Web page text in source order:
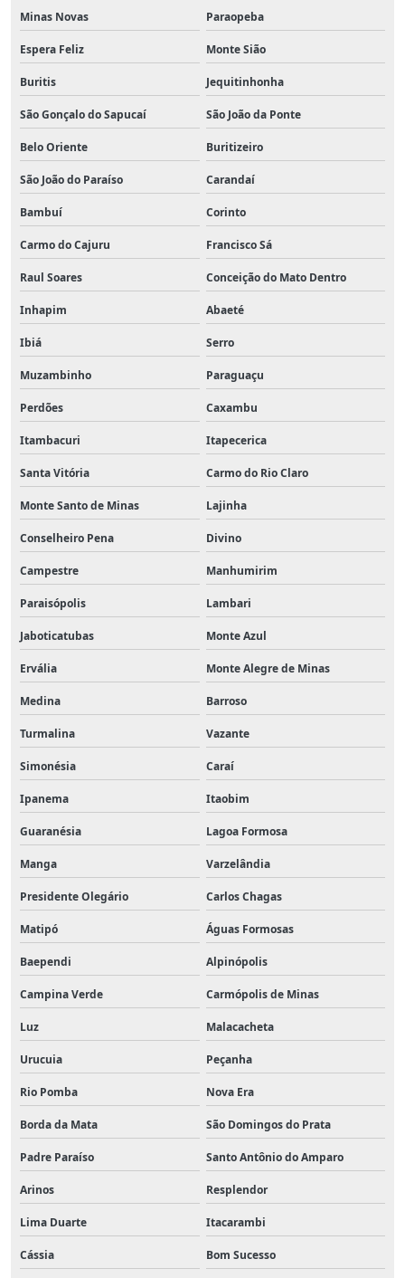
Minas Novas Paraopeba
Espera Feliz Monte Sião
Buritis Jequitinhonha
São Gonçalo do Sapucaí São João da Ponte
Belo Oriente Buritizeiro
São João do Paraíso Carandaí
Bambuí Corinto
Carmo do Cajuru Francisco Sá
Raul Soares Conceição do Mato Dentro
Inhapim Abaeté
Ibiá Serro
Muzambinho Paraguaçu
Perdões Caxambu
Itambacuri Itapecerica
Santa Vitória Carmo do Rio Claro
Monte Santo de Minas Lajinha
Conselheiro Pena Divino
Campestre Manhumirim
Paraisópolis Lambari
Jaboticatubas Monte Azul
Ervália Monte Alegre de Minas
Medina Barroso
Turmalina Vazante
Simonésia Caraí
Ipanema Itaobim
Guaranésia Lagoa Formosa
Manga Varzelândia
Presidente Olegário Carlos Chagas
Matipó Águas Formosas
Baependi Alpinópolis
Campina Verde Carmópolis de Minas
Luz Malacacheta
Urucuia Peçanha
Rio Pomba Nova Era
Borda da Mata São Domingos do Prata
Padre Paraíso Santo Antônio do Amparo
Arinos Resplendor
Lima Duarte Itacarambi
Cássia Bom Sucesso